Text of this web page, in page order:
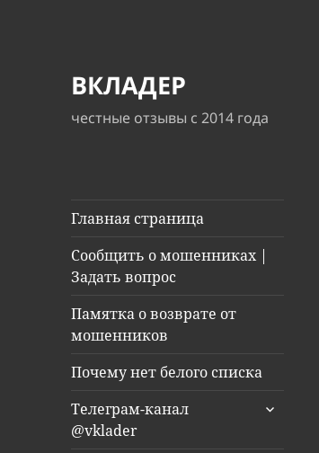
ВКЛАДЕР
честные отзывы с 2014 года
Главная страница
Сообщить о мошенниках |
Задать вопрос
Памятка о возврате от
мошенников
Почему нет белого списка
Телеграм-канал
@vklader
раскрыть